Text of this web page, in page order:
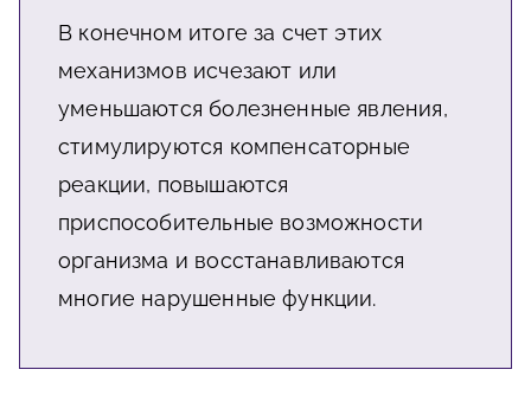
В конечном итоге за счет этих
механизмов исчезают или
уменьшаются болезненные явления,
стимулируются компенсаторные
реакции, повышаются
приспособительные возможности
организма и восстанавливаются
многие нарушенные функции.